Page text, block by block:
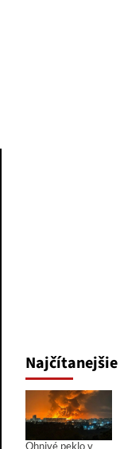
Najčítanejšie
Ohnivé peklo v